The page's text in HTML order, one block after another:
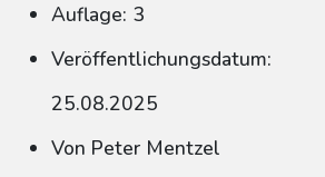
Auflage: 3
Veröffentlichungsdatum:
25.08.2025
Von Peter Mentzel